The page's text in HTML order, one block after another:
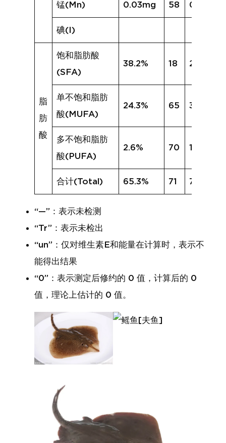
锰(Mn) 0.03mg 58 0.19mg
碘(I)
脂
肪
酸
饱和脂肪酸
(SFA)
38.2% 18 27.0%
单不饱和脂肪
酸(MUFA)
24.3% 65 30.1%
多不饱和脂肪
酸(PUFA)
2.6% 70 19.2%
合计(Total) 65.3% 71 76.4%
“—”：表示未检测
“Tr”：表示未检出
“un”：仅对维生素E和能量在计算时，表示不
能得出结果
“0”：表示测定后修约的 0 值，计算后的 0
值，理论上估计的 0 值。